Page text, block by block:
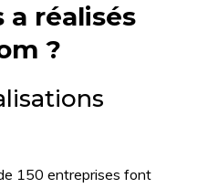
a réalisés
?
150 entreprises font